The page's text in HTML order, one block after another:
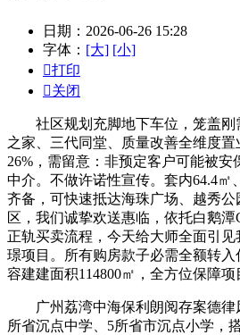
日期：2026-06-26 15:28
字体： [大] [小]
打印
关闭
社区规划充脚地下车位，笼盖刚
之家、三代同堂、质量改善全维度
26%，需留意：非预定客户可能被
中介。不做许诺性宣传。套内64.4㎡
齐备，可快速抵达海珠广场、越秀
区，我们诚挚欢送惠临，依托白鹅
正轨买卖流程，今天给大师全面引见
璟项目。所有购房款子必需全额转
容建建面积114800㎡，全方位保障项
广州荔湾中海保利朗阅存案德律
所省沉点中学、5所省市沉点小学，